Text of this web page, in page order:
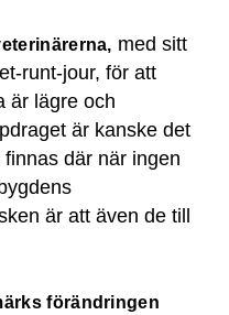
med sitt
runt-jour, för att
är lägre och
är kanske det
där när ingen
är att även de till
förändringen